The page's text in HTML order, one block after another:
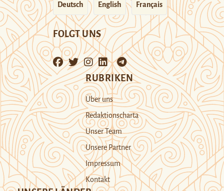
Deutsch English Français
FOLGT UNS
RUBRIKEN
Über uns
Redaktionscharta
Unser Team
Unsere Partner
Impressum
Kontakt